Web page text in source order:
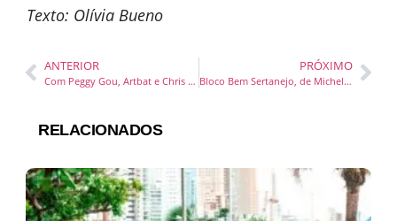
Texto: Olívia Bueno
ANTERIOR
Com Peggy Gou, Artbat e Chris Avantgarde, Greenvalley promete duas noites de Carnaval inesquecíveis para fechar o Greenvalley Summer
PRÓXIMO
Bloco Bem Sertanejo, de Michel Teló, desfila no Carnaval de Balneário Camboriú
RELACIONADOS